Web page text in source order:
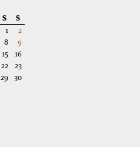
S
S
1
2
8
9
15
16
22
23
29 30